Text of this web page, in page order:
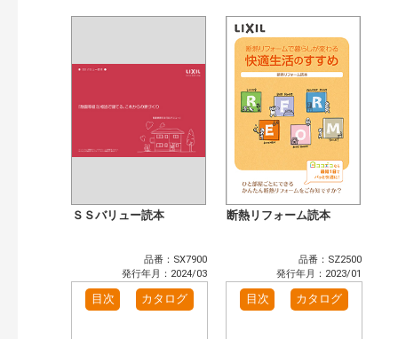
キーワード検索（あいまい）
目次も検索 検 索
まずはここから（3）
リフォームおすすめ（4）
補助金・優遇制度を知る（2）
カテゴリー
玄関ドア・引戸（7）
インテリア建材（7）
エクステリア（3）
小型電気温水器（1）
水栓金具（3）
太陽光発電・屋根・外壁（1）
ＳＳバリュー読本
品番：SX7900
発行年月：2024/03
目次 カタログ
断熱リフォーム読本
品番：SZ2500
発行年月：2023/01
目次 カタログ